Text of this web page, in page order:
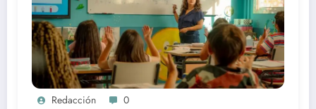
Redacción 0